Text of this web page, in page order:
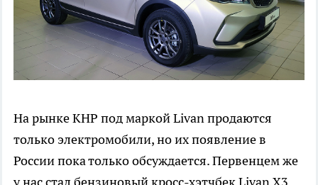
На рынке КНР под маркой Livan продаются
только электромобили, но их появление в
России пока только обсуждается. Первенцем же
у нас стал бензиновый кросс-хэтчбек Livan X3